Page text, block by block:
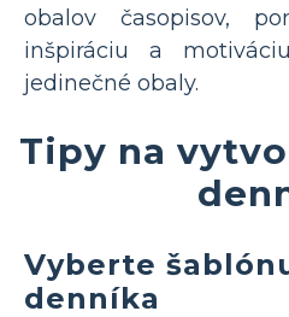
obalov časopisov,
inšpiráciu a
jedinečné obaly.
Tipy na
Vyberte
denníka